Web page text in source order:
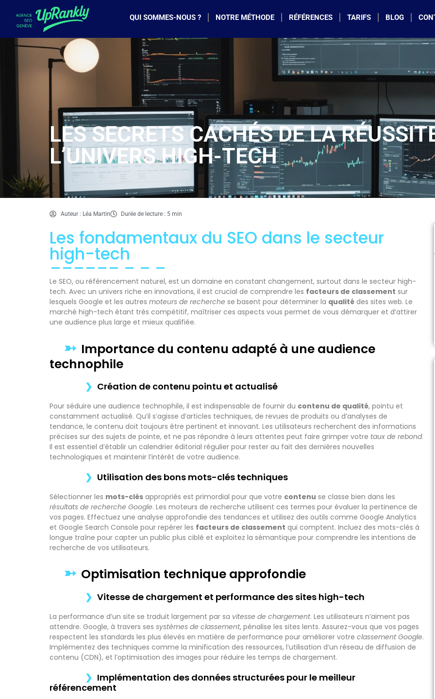
QUI SOMMES-NOUS ? NOTRE MÉTHODE RÉFÉRENCES TARIFS BLOG
LES SECRETS CACHÉS DE LA
L’UNIVERS HIGH-TECH
Auteur : Léa Martin Durée de lecture : 5 min
Les fondamentaux du SEO dans le secteur
high-tech
Le SEO, ou référencement naturel, est un domaine en constant changement, surtout dans le secteur high-
tech. Avec un univers riche en innovations, il est crucial de comprendre les facteurs de classement sur
lesquels Google et les autres moteurs de recherche se basent pour déterminer la qualité des sites web. Le
marché high-tech étant très compétitif, maîtriser ces aspects vous permet de vous démarquer et d’attirer
une audience plus large et mieux qualifiée.
Importance du contenu adapté à une audience
technophile
Création de contenu pointu et actualisé
Pour séduire une audience technophile, il est indispensable de fournir du contenu de qualité, pointu et
constamment actualisé. Qu’il s’agisse d’articles techniques, de revues de produits ou d’analyses de
tendance, le contenu doit toujours être pertinent et innovant. Les utilisateurs recherchent des informations
précises sur des sujets de pointe, et ne pas répondre à leurs attentes peut faire grimper votre taux de rebond.
Il est essentiel d’établir un calendrier éditorial régulier pour rester au fait des dernières nouvelles
technologiques et maintenir l’intérêt de votre audience.
Utilisation des bons mots-clés techniques
Sélectionner les mots-clés appropriés est primordial pour que votre contenu se classe bien dans les
résultats de recherche Google. Les moteurs de recherche utilisent ces termes pour évaluer la pertinence de
vos pages. Effectuez une analyse approfondie des tendances et utilisez des outils comme Google Analytics
et Google Search Console pour repérer les facteurs de classement qui comptent. Incluez des mots-clés à
longue traîne pour capter un public plus ciblé et exploitez la sémantique pour comprendre les intentions de
recherche de vos utilisateurs.
Optimisation technique approfondie
Vitesse de chargement et performance des sites high-tech
La performance d’un site se traduit largement par sa vitesse de chargement. Les utilisateurs n’aiment pas
attendre. Google, à travers ses systèmes de classement, pénalise les sites lents. Assurez-vous que vos pages
respectent les standards les plus élevés en matière de performance pour améliorer votre classement Google.
Implémentez des techniques comme la minification des ressources, l’utilisation d’un réseau de diffusion de
contenu (CDN), et l’optimisation des images pour réduire les temps de chargement.
Implémentation des données structurées pour le meilleur
référencement